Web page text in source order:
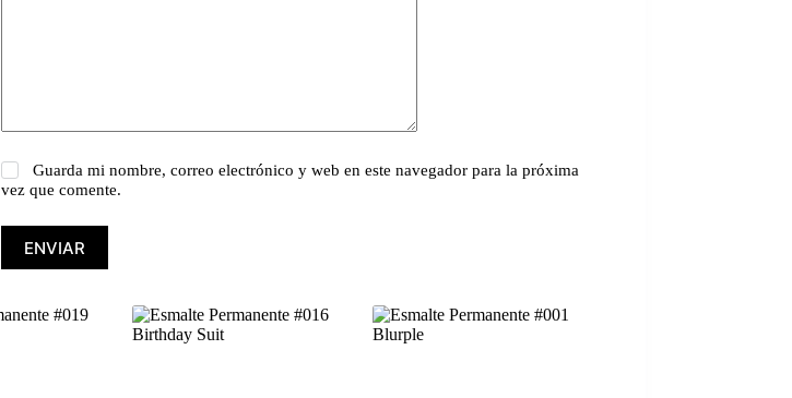
Guarda mi nombre, correo electrónico y web en este navegador para la próxima
vez que comente.
ENVIAR